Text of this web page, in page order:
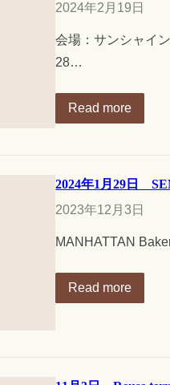
2024年2月19日
会場：サンシャイ
28…
Read more
2024年1月29日
2023年12月3日
MANHATTAN
Read more